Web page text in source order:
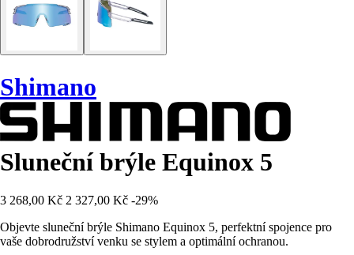
Shimano
Sluneční brýle Equinox 5
3 268,00 Kč 2 327,00 Kč -29%
Objevte sluneční brýle Shimano Equinox 5, perfektní spojence pro
vaše dobrodružství venku se stylem a optimální ochranou.